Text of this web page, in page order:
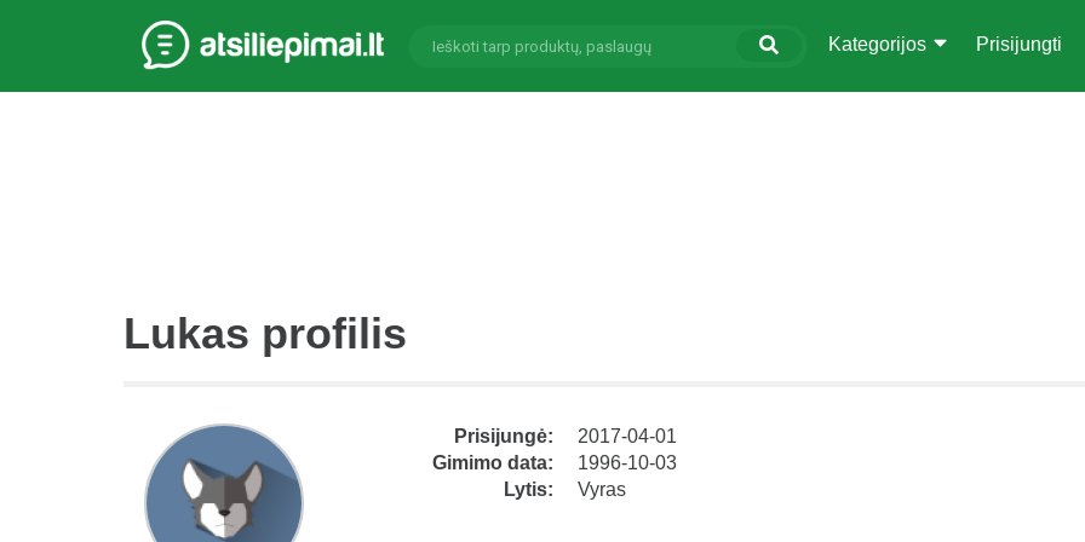
Kategorijos Prisijungti
Lukas profilis
Prisijungė:
2017-04-01
Gimimo data:
1996-10-03
Lytis:
Vyras